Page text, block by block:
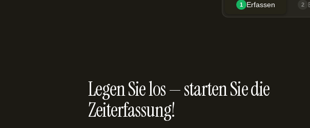
1 Erfassen 2
Legen Sie los — starten Sie die
Zeiterfassung!